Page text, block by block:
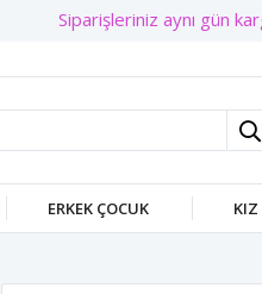
Siparişleriniz aynı gün
ERKEK ÇOCUK KIZ